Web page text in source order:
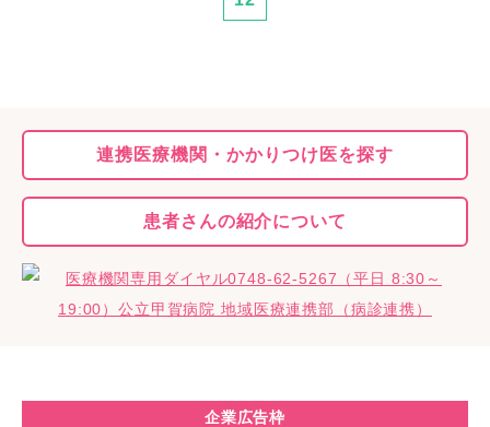
連携医療機関・かかりつけ医を探す
患者さんの紹介について
企業広告枠